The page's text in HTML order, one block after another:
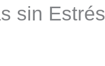
sin Estrés